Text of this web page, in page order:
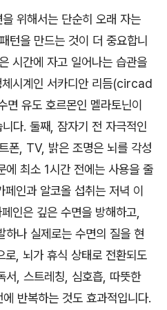
위해서는 단순히 오래 자는
턴을 만드는 것이 더 중요합니
시간에 자고 일어나는 습관을
시계인 서카디안 리듬(circad
유도 호르몬인 멜라토닌이
다. 둘째, 잠자기 전 자극적인
폰, TV, 밝은 조명은 뇌를 각성
에 최소 1시간 전에는 사용을 줄
인과 알코올 섭취는 저녁 이
인은 깊은 수면을 방해하고,
하나 실제로는 수면의 질을 현
로, 뇌가 휴식 상태로 전환되도
서, 스트레칭, 심호흡, 따뜻한
반복하는 것도 효과적입니다.